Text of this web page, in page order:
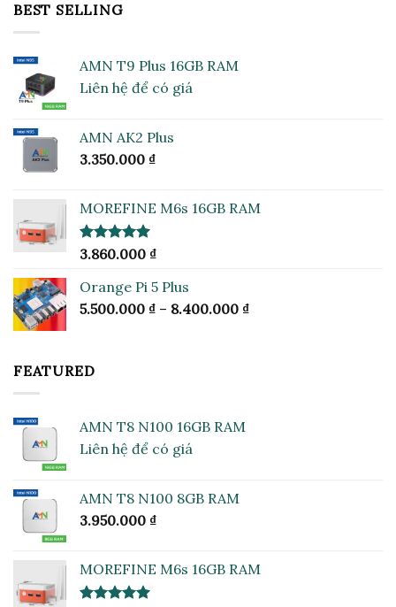
BEST SELLING
AMN T9 Plus 16GB RAM
Liên hệ để có giá
AMN AK2 Plus
3.350.000 ₫
MOREFINE M6s 16GB RAM
Được xếp
5 sao
3.860.000 ₫
Orange Pi 5 Plus
5.500.000 ₫ – 8.400.000 ₫Khoảng
FEATURED
AMN T8 N100 16GB RAM
Liên hệ để có giá
AMN T8 N100 8GB RAM
3.950.000 ₫
MOREFINE M6s 16GB RAM